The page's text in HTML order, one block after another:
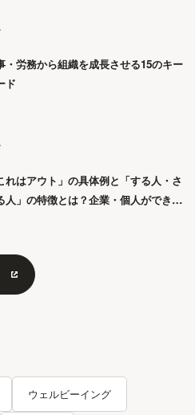
・労務から組織を成長させる15のキー
ド
れはアウト」の具体例と「する人・さ
人」の特徴とは？企業・個人ができる
ウェルビーイング